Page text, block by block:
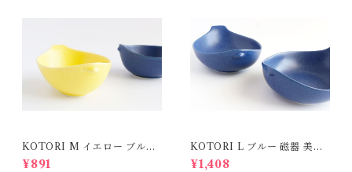
KOTORI M イエロー ブルー
磁器 美濃焼
¥891
KOTORI L ブルー 磁器 美濃
焼
¥1,408